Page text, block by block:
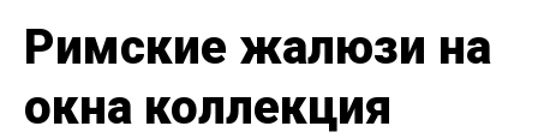
Римские жалюзи на
окна коллекция